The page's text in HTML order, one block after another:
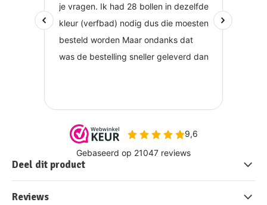
Deel dit product
Reviews